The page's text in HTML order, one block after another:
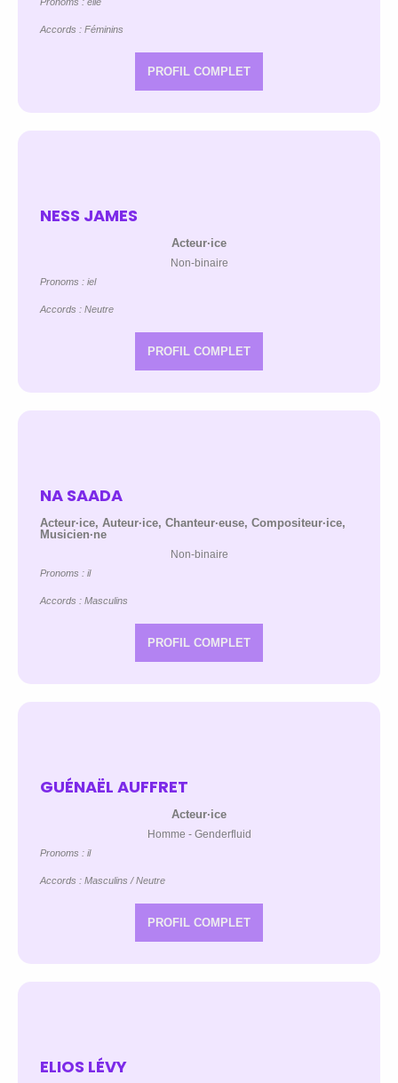
Accords : Féminins
PROFIL COMPLET
NESS JAMES
Acteur·ice
Non-binaire
Pronoms : iel
Accords : Neutre
PROFIL COMPLET
NA SAADA
Acteur·ice, Auteur·ice, Chanteur·euse, Compositeur·ice,
Musicien·ne
Non-binaire
Pronoms : il
Accords : Masculins
PROFIL COMPLET
GUÉNAËL AUFFRET
Acteur·ice
Homme - Genderfluid
Pronoms : il
Accords : Masculins / Neutre
PROFIL COMPLET
ELIOS LÉVY